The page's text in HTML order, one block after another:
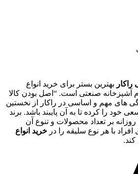
بهترین بستر برای خرید انواع
آشپزخانه صنعتی است. “اصل بودن کالا
های مهم و اساسی در راکار از نخستین
خود را کرده تا به آن پایبند باشد. برند
بر تعداد محصولات و تنوع آن
افراد با هر نوع سلیقه را در خرید انواع
کند.